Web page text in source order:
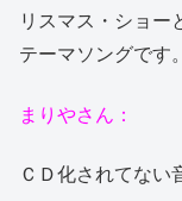
リスマス・ショー
テーマソングです。
まりやさん：
ＣＤ化されてない